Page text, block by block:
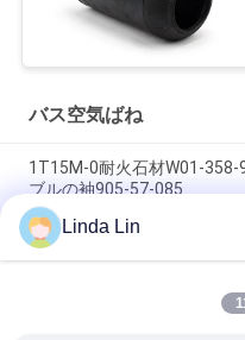
バス空気ばね
1T15M-0耐火石材W01-
ブルの袖905-57-085
金ドラゴンYutong 1T15M-2
空気ばねのふいご
天然ゴム6111300390バス
Linda Lin